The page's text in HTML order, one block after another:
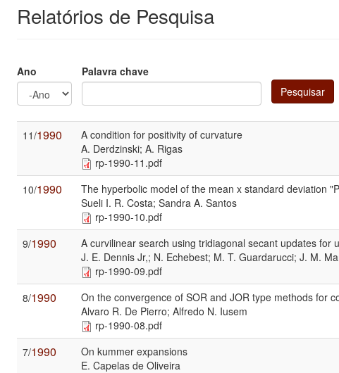
Relatórios de Pesquisa
Ano
Palavra chave
Pesquisar
11/1990
A condition for positivity of curvature
A. Derdzinski; A. Rigas
rp-1990-11.pdf
10/1990
The hyperbolic model of the mean x standard deviation
Sueli I. R. Costa; Sandra A. Santos
rp-1990-10.pdf
9/1990
A curvilinear search using tridiagonal secant updates for
J. E. Dennis Jr,; N. Echebest; M. T. Guardarucci; J. M.
rp-1990-09.pdf
8/1990
On the convergence of SOR and JOR type methods for
Alvaro R. De Pierro; Alfredo N. Iusem
rp-1990-08.pdf
7/1990
On kummer expansions
E. Capelas de Oliveira